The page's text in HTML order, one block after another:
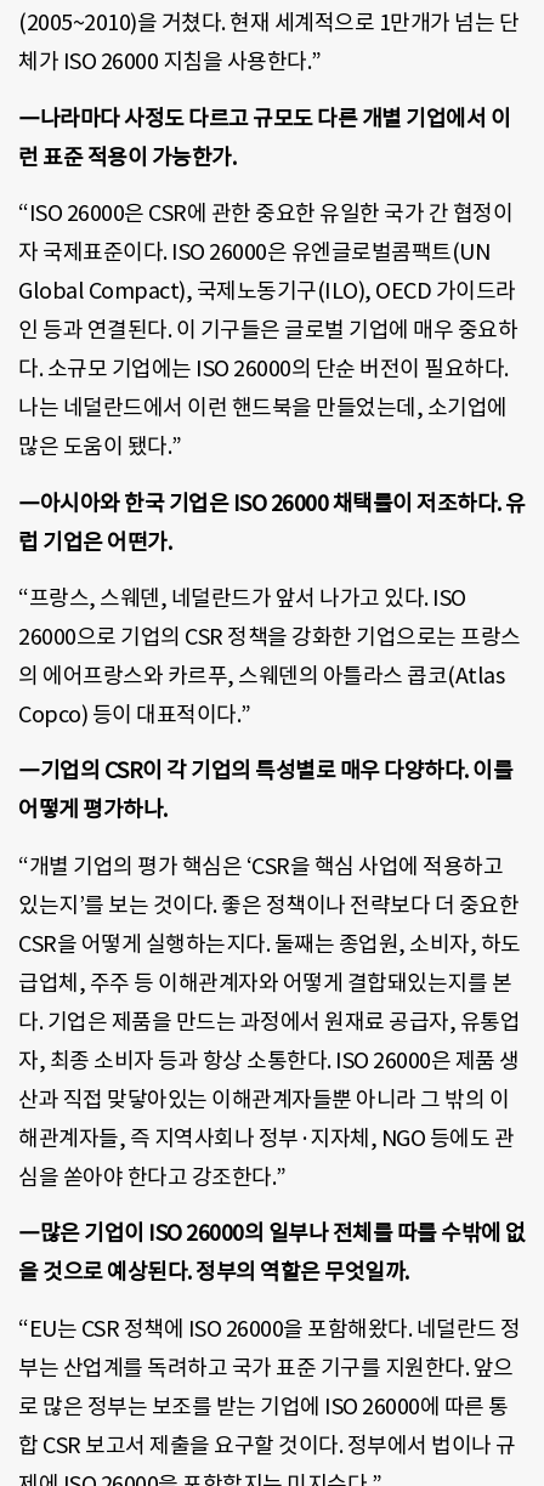
(2005~2010)을 거쳤다. 현재 세계적으로 1만개가 넘는 단
체가 ISO 26000 지침을 사용한다.”
―나라마다 사정도 다르고 규모도 다른 개별 기업에서 이
런 표준 적용이 가능한가.
“ISO 26000은 CSR에 관한 중요한 유일한 국가 간 협정이
자 국제표준이다. ISO 26000은 유엔글로벌콤팩트(UN
Global Compact), 국제노동기구(ILO), OECD 가이드라
인 등과 연결된다. 이 기구들은 글로벌 기업에 매우 중요하
다. 소규모 기업에는 ISO 26000의 단순 버전이 필요하다.
나는 네덜란드에서 이런 핸드북을 만들었는데, 소기업에
많은 도움이 됐다.”
―아시아와 한국 기업은 ISO 26000 채택률이 저조하다. 유
럽 기업은 어떤가.
“프랑스, 스웨덴, 네덜란드가 앞서 나가고 있다. ISO
26000으로 기업의 CSR 정책을 강화한 기업으로는 프랑스
의 에어프랑스와 카르푸, 스웨덴의 아틀라스 콥코(Atlas
Copco) 등이 대표적이다.”
―기업의 CSR이 각 기업의 특성별로 매우 다양하다. 이를
어떻게 평가하나.
“개별 기업의 평가 핵심은 ‘CSR을 핵심 사업에 적용하고
있는지’를 보는 것이다. 좋은 정책이나 전략보다 더 중요한
CSR을 어떻게 실행하는지다. 둘째는 종업원, 소비자, 하도
급업체, 주주 등 이해관계자와 어떻게 결합돼있는지를 본
다. 기업은 제품을 만드는 과정에서 원재료 공급자, 유통업
자, 최종 소비자 등과 항상 소통한다. ISO 26000은 제품 생
산과 직접 맞닿아있는 이해관계자들뿐 아니라 그 밖의 이
해관계자들, 즉 지역사회나 정부·지자체, NGO 등에도 관
심을 쏟아야 한다고 강조한다.”
―많은 기업이 ISO 26000의 일부나 전체를 따를 수밖에 없
을 것으로 예상된다. 정부의 역할은 무엇일까.
“EU는 CSR 정책에 ISO 26000을 포함해왔다. 네덜란드 정
부는 산업계를 독려하고 국가 표준 기구를 지원한다. 앞으
로 많은 정부는 보조를 받는 기업에 ISO 26000에 따른 통
합 CSR 보고서 제출을 요구할 것이다. 정부에서 법이나 규